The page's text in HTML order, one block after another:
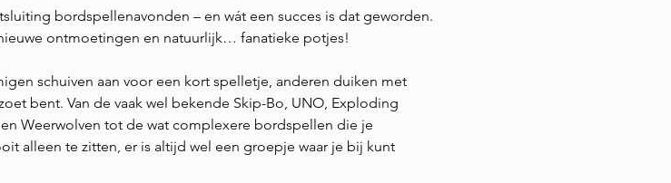
bordspellenavonden – en wát een succes is dat geworden.
ontmoetingen en natuurlijk… fanatieke potjes!
schuiven aan voor een kort spelletje, anderen duiken met
bent. Van de vaak wel bekende Skip-Bo, UNO, Exploding
Weerwolven tot de wat complexere bordspellen die je
alleen te zitten, er is altijd wel een groepje waar je bij kunt